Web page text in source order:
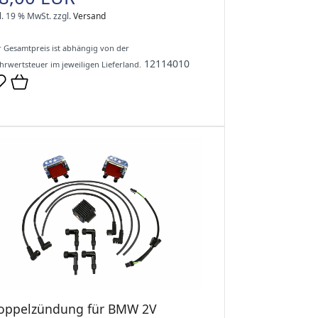
19 % MwSt.zzgl.Versand
Gesamtpreis ist abhängig von der
im jeweiligen Lieferland. 12114010
für BMW 2V